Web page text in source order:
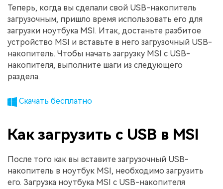
Теперь, когда вы сделали свой USB-накопитель
загрузочным, пришло время использовать его для
загрузки ноутбука MSI. Итак, достаньте разбитое
устройство MSI и вставьте в него загрузочный USB-
накопитель. Чтобы начать загрузку MSI с USB-
накопителя, выполните шаги из следующего
раздела.
Скачать бесплатно
Как загрузить с USB в MSI
После того как вы вставите загрузочный USB-
накопитель в ноутбук MSI, необходимо загрузить
его. Загрузка ноутбука MSI с USB-накопителя